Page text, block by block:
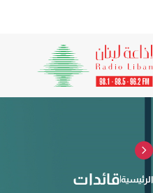
الرئيسيةقائدات